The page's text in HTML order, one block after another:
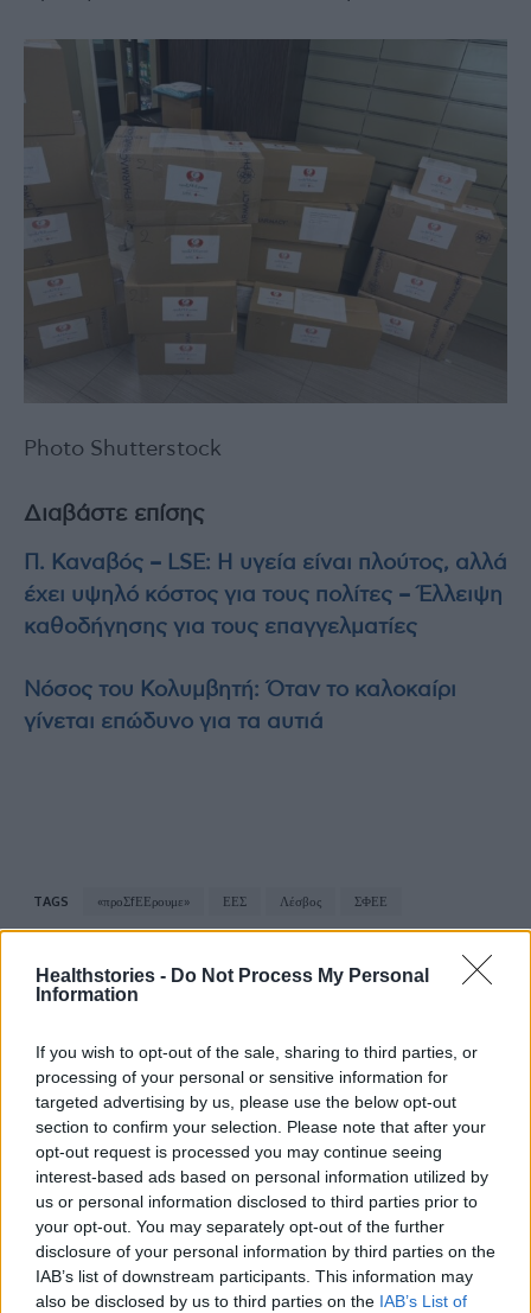
Healthstories - Do Not Process My Personal
Information
If you wish to opt-out of the sale, sharing to third parties, or
processing of your personal or sensitive information for
targeted advertising by us, please use the below opt-out
section to confirm your selection. Please note that after your
opt-out request is processed you may continue seeing
interest-based ads based on personal information utilized by
us or personal information disclosed to third parties prior to
your opt-out. You may separately opt-out of the further
disclosure of your personal information by third parties on the
IAB’s list of downstream participants. This information may
also be disclosed by us to third parties on the IAB’s List of
Photo Shutterstock
Διαβάστε επίσης
Π. Καναβός – LSE: Η υγεία είναι πλούτος, αλλά
έχει υψηλό κόστος για τους πολίτες – Έλλειψη
καθοδήγησης για τους επαγγελματίες
Νόσος του Κολυμβητή: Όταν το καλοκαίρι
γίνεται επώδυνο για τα αυτιά
TAGS «προΣfΕΕρουμε» ΕΕΣ Λέσβος ΣΦΕΕ
healthstories